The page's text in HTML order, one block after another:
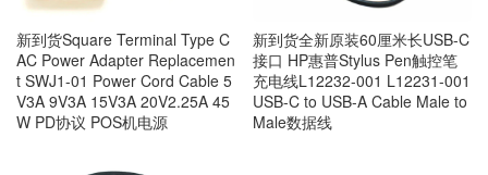
新到货Square Terminal Type C
AC Power Adapter Replacemen
t SWJ1-01 Power Cord Cable 5
V3A 9V3A 15V3A 20V2.25A 45
W PD协议 POS机电源
新到货全新原装60厘米长USB-C
接口 HP惠普Stylus Pen触控笔
充电线L12232-001 L12231-001
USB-C to USB-A Cable Male to
Male数据线